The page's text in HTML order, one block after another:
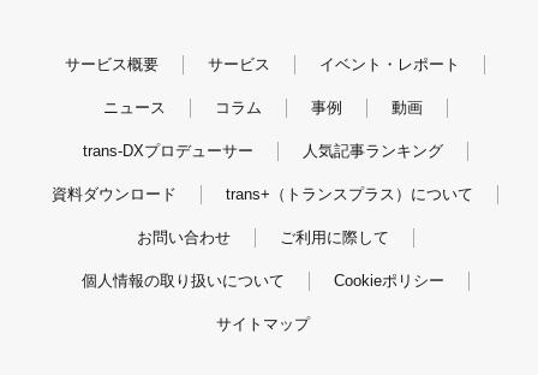
サービス概要 サービス イベント・レポート
ニュース コラム 事例 動画
trans-DXプロデューサー 人気記事ランキング
資料ダウンロード trans+（トランスプラス）について
お問い合わせ ご利用に際して
個人情報の取り扱いについて Cookieポリシー
サイトマップ